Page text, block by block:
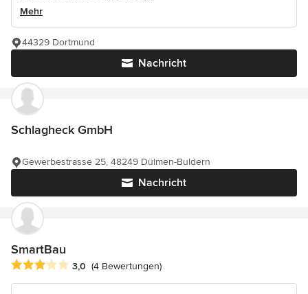
Mehr
Nachricht
44329 Dortmund
Schlagheck GmbH
Nachricht
Gewerbestrasse 25, 48249 Dülmen-Buldern
SmartBau
Durchschnittliche Bewertung: 3 von 5 Sternen
3,0 (4 Bewertungen)